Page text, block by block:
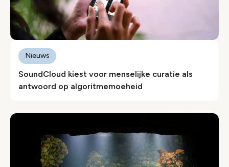
SoundCloud kiest voor menselijke curatie als
antwoord op algoritmemoeheid
Nieuws